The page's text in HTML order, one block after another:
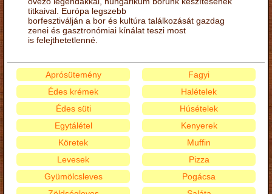
titkaival. Európa legszebb
borfesztiválján a bor és kultúra találkozását gazdag
zenei és gasztronómiai kínálat teszi most
is felejthetetlenné.
Aprósütemény
Édes krémek
Édes süti
Egytálétel
Fagyi
Halételek
Húsételek
Kenyerek
Köretek
Levesek
Gyümölcsleves
Muffin
Pizza
Pogácsa